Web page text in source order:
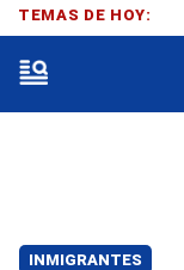
INMIGRANTES
TEMAS DE HOY: